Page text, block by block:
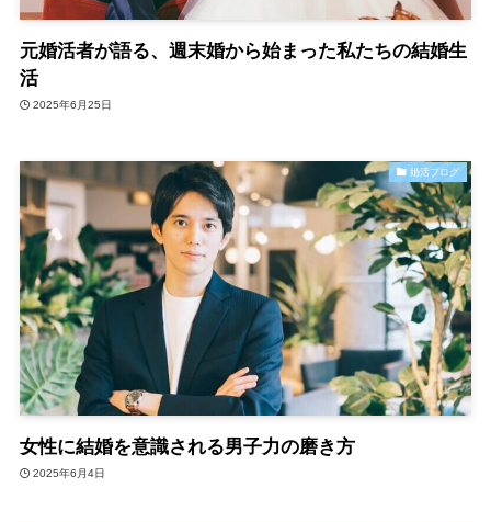
元婚活者が語る、週末婚から始まった私たちの結婚生
活
2025年6月25日
婚活ブログ
女性に結婚を意識される男子力の磨き方
2025年6月4日